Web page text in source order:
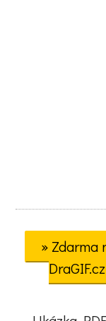
» Zdarma